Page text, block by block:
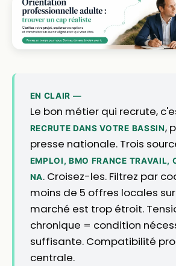
EN CLAIR —
Le bon métier qui recrute,
RECRUTE DANS VOTRE BASSIN,
presse nationale. Trois
EMPLOI, BMO FRANCE TRAVAIL,
NA. Croisez-les. Filtrez par
moins de 5 offres locales
marché est trop étroit.
chronique = condition
suffisante. Compatibilité
centrale.